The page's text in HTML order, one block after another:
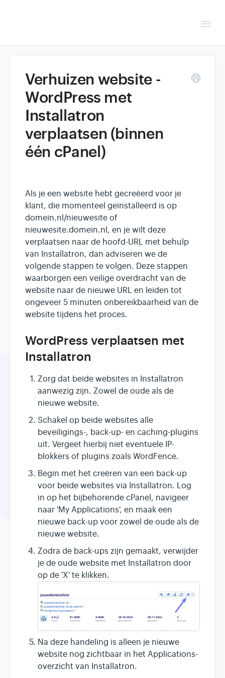
Helpdesk
Optimaliseren & debuggen
Reseller & developer
Verhuizen website -
WordPress met
Installatron
verplaatsen (binnen
één cPanel)
Als je een website hebt gecreëerd voor je
klant, die momenteel geïnstalleerd is op
domein.nl/nieuwesite of
nieuwesite.domein.nl, en je wilt deze
verplaatsen naar de hoofd-URL met behulp
van Installatron, dan adviseren we de
volgende stappen te volgen. Deze stappen
waarborgen een veilige overdracht van de
website naar de nieuwe URL en leiden tot
ongeveer 5 minuten onbereikbaarheid van de
website tijdens het proces.
WordPress verplaatsen met
Installatron
Zorg dat beide websites in Installatron
aanwezig zijn. Zowel de oude als de
nieuwe website.
Schakel op beide websites alle
beveiligings-, back-up- en caching-plugins
uit. Vergeet hierbij niet eventuele IP-
blokkers of plugins zoals WordFence.
Begin met het creëren van een back-up
voor beide websites via Installatron. Log
in op het bijbehorende cPanel, navigeer
naar 'My Applications', en maak een
nieuwe back-up voor zowel de oude als de
nieuwe website.
Zodra de back-ups zijn gemaakt, verwijder
je de oude website met Installatron door
op de 'X' te klikken.
Na deze handeling is alleen je nieuwe
website nog zichtbaar in het Applications-
overzicht van Installatron.